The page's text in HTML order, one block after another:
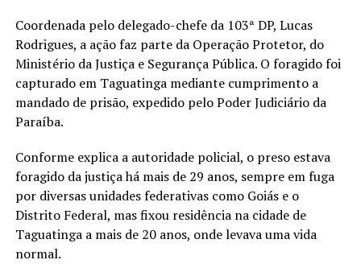
Coordenada pelo delegado-chefe da 103ª DP, Lucas
Rodrigues, a ação faz parte da Operação Protetor, do
Ministério da Justiça e Segurança Pública. O foragido foi
capturado em Taguatinga mediante cumprimento a
mandado de prisão, expedido pelo Poder Judiciário da
Paraíba.
Conforme explica a autoridade policial, o preso estava
foragido da justiça há mais de 29 anos, sempre em fuga
por diversas unidades federativas como Goiás e o
Distrito Federal, mas fixou residência na cidade de
Taguatinga a mais de 20 anos, onde levava uma vida
normal.